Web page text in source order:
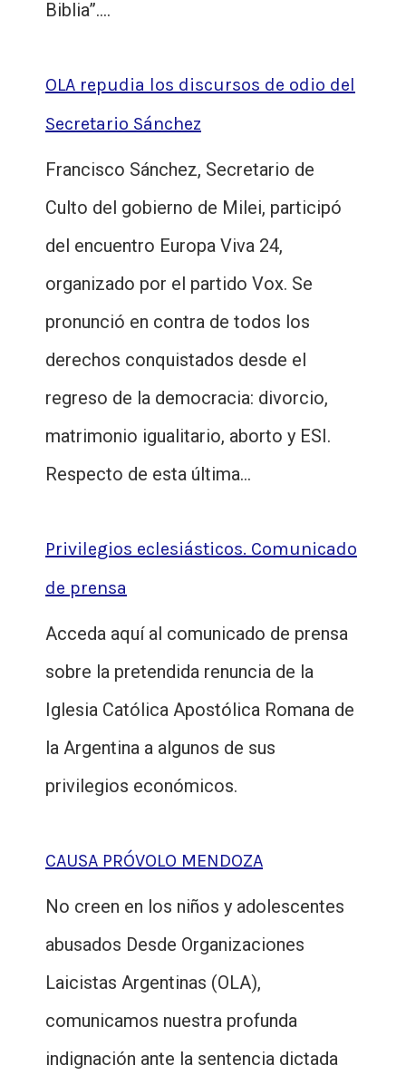
Biblia”.…
OLA repudia los discursos de odio del
Secretario Sánchez
Francisco Sánchez, Secretario de
Culto del gobierno de Milei, participó
del encuentro Europa Viva 24,
organizado por el partido Vox. Se
pronunció en contra de todos los
derechos conquistados desde el
regreso de la democracia: divorcio,
matrimonio igualitario, aborto y ESI.
Respecto de esta última…
Privilegios eclesiásticos. Comunicado
de prensa
Acceda aquí al comunicado de prensa
sobre la pretendida renuncia de la
Iglesia Católica Apostólica Romana de
la Argentina a algunos de sus
privilegios económicos.
CAUSA PRÓVOLO MENDOZA
No creen en los niños y adolescentes
abusados Desde Organizaciones
Laicistas Argentinas (OLA),
comunicamos nuestra profunda
indignación ante la sentencia dictada